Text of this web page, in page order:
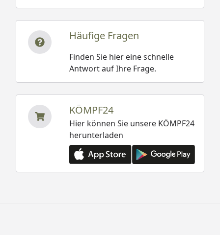
Häufige Fragen
Finden Sie hier eine schnelle
Antwort auf Ihre Frage.
KÖMPF24
Hier können Sie unsere KÖMPF24
herunterladen